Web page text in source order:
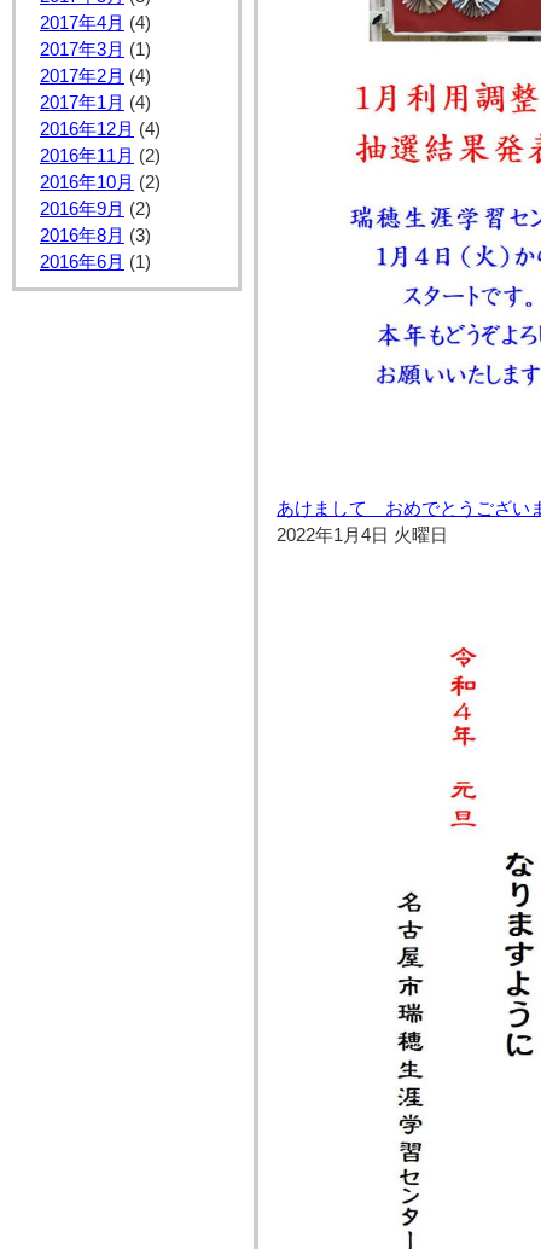
2017年4月 (4)
2017年3月 (1)
2017年2月 (4)
2017年1月 (4)
2016年12月 (4)
2016年11月 (2)
2016年10月 (2)
2016年9月 (2)
2016年8月 (3)
2016年6月 (1)
あけまして おめでとうござい
2022年1月4日 火曜日